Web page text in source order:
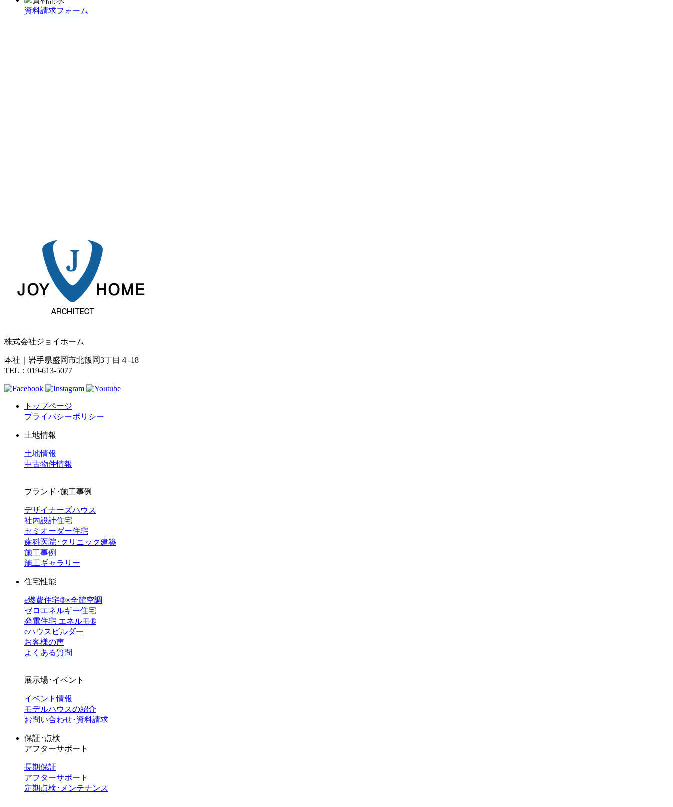
資料請求フォーム
株式会社ジョイホーム
本社｜岩手県盛岡市北飯岡3丁目４-18
TEL：019-613-5077
トップページ
プライバシーポリシー
土地情報
土地情報
中古物件情報
ブランド･施工事例
デザイナーズハウス
社内設計住宅
セミオーダー住宅
歯科医院･クリニック建築
施工事例
施工ギャラリー
住宅性能
e燃費住宅®︎×全館空調
ゼロエネルギー住宅
発電住宅 エネルモ®
eハウスビルダー
お客様の声
よくある質問
展示場･イベント
イベント情報
モデルハウスの紹介
お問い合わせ･資料請求
保証･点検
アフターサポート
長期保証
アフターサポート
定期点検･メンテナンス